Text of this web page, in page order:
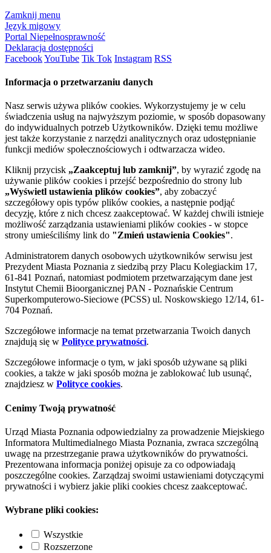
Zamknij menu
Język migowy
Portal Niepełnosprawność
Deklaracja dostępności
FacebookYouTube Tik Tok Instagram RSS
Informacja o przetwarzaniu danych
Nasz serwis używa plików cookies. Wykorzystujemy je w celu
świadczenia usług na najwyższym poziomie, w sposób dopasowany
do indywidualnych potrzeb Użytkowników. Dzięki temu możliwe
jest także korzystanie z narzędzi analitycznych oraz udostępnianie
funkcji mediów społecznościowych i odtwarzacza wideo.
Kliknij przycisk „Zaakceptuj lub zamknij”, by wyrazić zgodę na
używanie plików cookies i przejść bezpośrednio do strony lub
„Wyświetl ustawienia plików cookies”, aby zobaczyć
szczegółowy opis typów plików cookies, a następnie podjąć
decyzję, które z nich chcesz zaakceptować. W każdej chwili istnieje
możliwość zarządzania ustawieniami plików cookies - w stopce
strony umieściliśmy link do "Zmień ustawienia Cookies".
Administratorem danych osobowych użytkowników serwisu jest
Prezydent Miasta Poznania z siedzibą przy Placu Kolegiackim 17,
61-841 Poznań, natomiast podmiotem przetwarzającym dane jest
Instytut Chemii Bioorganicznej PAN - Poznańskie Centrum
Superkomputerowo-Sieciowe (PCSS) ul. Noskowskiego 12/14, 61-
704 Poznań.
Szczegółowe informacje na temat przetwarzania Twoich danych
znajdują się w Polityce prywatności.
Szczegółowe informacje o tym, w jaki sposób używane są pliki
cookies, a także w jaki sposób można je zablokować lub usunąć,
znajdziesz w Polityce cookies.
Cenimy Twoją prywatność
Urząd Miasta Poznania odpowiedzialny za prowadzenie Miejskiego
Informatora Multimedialnego Miasta Poznania, zwraca szczególną
uwagę na przestrzeganie prawa użytkowników do prywatności.
Prezentowana informacja poniżej opisuje za co odpowiadają
poszczególne cookies. Zarządzaj swoimi ustawieniami dotyczącymi
prywatności i wybierz jakie pliki cookies chcesz zaakceptować.
Wybrane pliki cookies:
Wszystkie
Rozszerzone